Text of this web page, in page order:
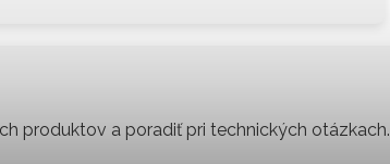
produktov a poradiť pri technických otázkach.